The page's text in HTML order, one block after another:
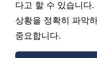
다고 할 수 있습니다
상황을 정확히 파악
중요합니다.